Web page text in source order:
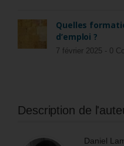
Quelles
d’emploi ?
7 février 2025 - 0
Description de
Daniel